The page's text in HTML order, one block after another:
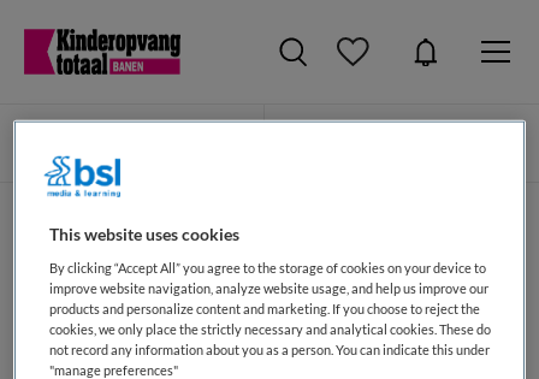
Medewerker kindplanning vacatures
(Kinderopvang)
Op dit moment zijn er geen vacatures binnen de functie
groep van Medewerker kindplanning op
This website uses cookies
By clicking “Accept All” you agree to the storage of cookies on your device to
improve website navigation, analyze website usage, and help us improve our
products and personalize content and marketing. If you choose to reject the
cookies, we only place the strictly necessary and analytical cookies. These do
not record any information about you as a person. You can indicate this under
"manage preferences"